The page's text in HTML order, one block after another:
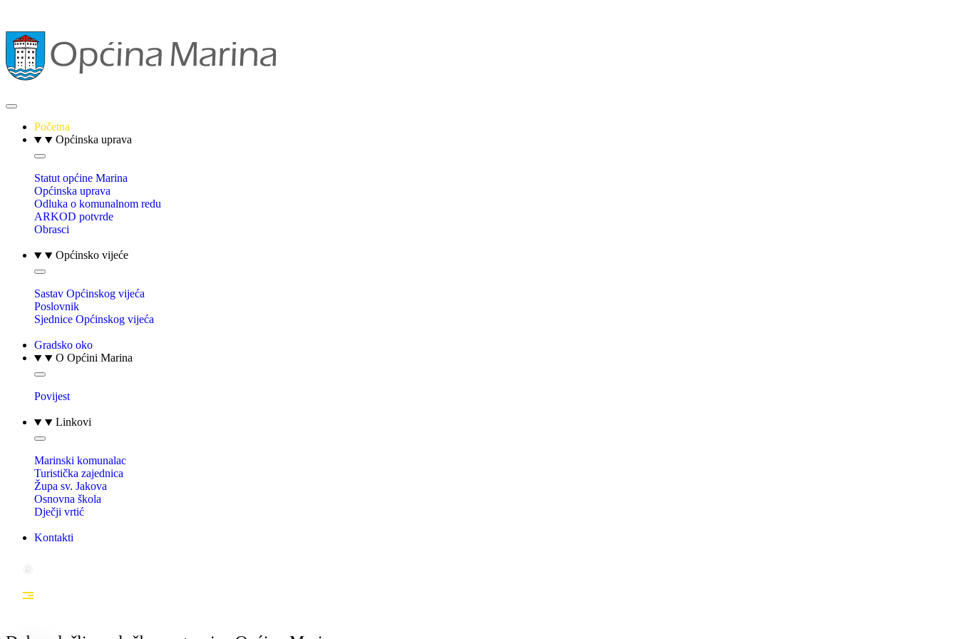
Početna
Općinska uprava
Statut općine Marina
Općinska uprava
Odluka o komunalnom redu
ARKOD potvrde
Obrasci
Općinsko vijeće
Sastav Općinskog vijeća
Poslovnik
Sjednice Općinskog vijeća
Gradsko oko
O Općini Marina
Povijest
Linkovi
Marinski komunalac
Turistička zajednica
Župa sv. Jakova
Osnovna škola
Dječji vrtić
Kontakti